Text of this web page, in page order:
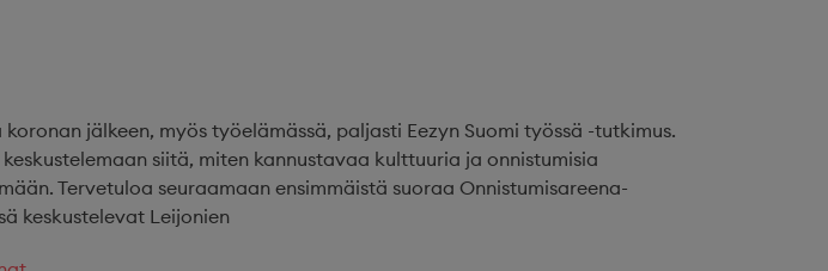
jälkeen, myös työelämässä, paljasti Eezyn Suomi työssä -tutkimus.
siitä, miten kannustavaa kulttuuria ja onnistumisia
Tervetuloa seuraamaan ensimmäistä suoraa Onnistumisareena-
keskustelevat Leijonien